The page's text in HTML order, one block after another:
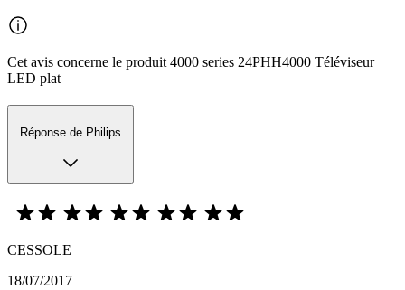
Cet avis concerne le produit 4000 series 24PHH4000 Téléviseur
LED plat
Réponse de Philips
CESSOLE
18/07/2017